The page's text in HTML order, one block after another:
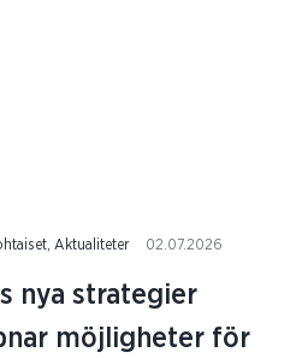
Aktualiteter 02.07.2026
nya strategier
möjligheter för